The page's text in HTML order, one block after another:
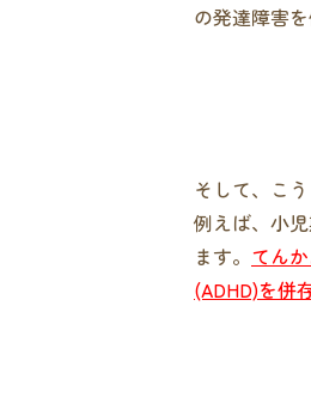
の発達障害
そして、こ
例えば、小
ます。 てん
(ADHD)を併